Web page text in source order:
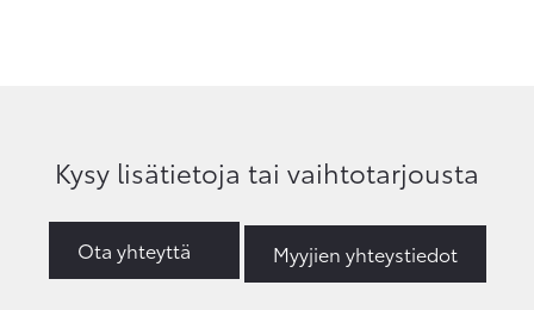
Kysy lisätietoja tai vaihtotarjousta
Ota yhteyttä Myyjien yhteystiedot